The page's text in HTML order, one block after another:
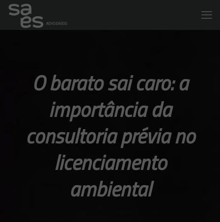
O barato sai caro: a
importância da
consultoria prévia no
licenciamento
ambiental